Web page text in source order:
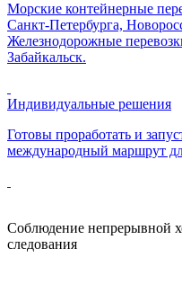
Морские контейнерные
Санкт-Петербурга,
Железнодорожные
Забайкальск.
Индивидуальные решения
Готовы проработать и
международный маршрут
Соблюдение непрерывной
следования